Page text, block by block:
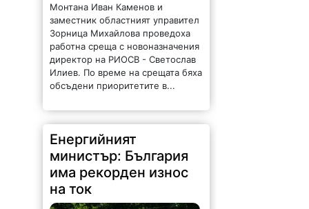
Монтана Иван Каменов и
заместник областният управител
Зорница Михайлова проведоха
работна среща с новоназначения
директор на РИОСВ - Светослав
Илиев. По време на срещата бяха
обсъдени приоритетите в...
Енергийният
министър: България
има рекорден износ
на ток